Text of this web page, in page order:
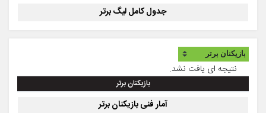
جدول کامل لیگ برتر
نتیجه ای یافت نشد.
بازیکنان برتر
آمار فنی بازیکنان برتر